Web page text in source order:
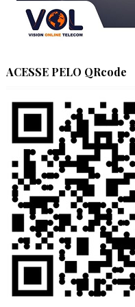
ACESSE PELO QRcode